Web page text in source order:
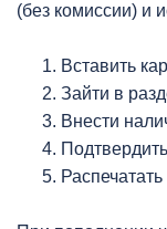
(без комиссии) и
Вставить
Зайти в
Внести
Распечатать